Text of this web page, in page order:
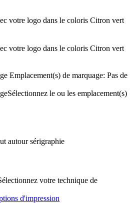
Emplacement(s) de marquage: Pas de
Sélectionnez le ou les emplacement(s)
autour sérigraphie
votre technique de
d'impression